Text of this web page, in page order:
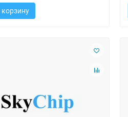
корзину